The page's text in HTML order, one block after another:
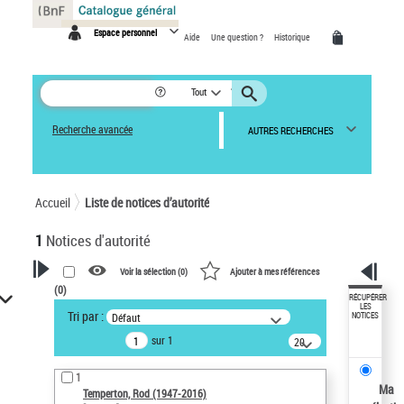
Espace personnel Aide Une question ? Historique
Tout
Recherche avancée AUTRES RECHERCHES
Accueil Liste de notices d’autorité
1 Notices d'autorité
VOTRE RECHERCHE
Recherche avancée dans les
notices d’autorité
Œuvres liées à l'auteur :
Temperton, Rod (1947-2016)
Voir la sélection (0) Ajouter à mes références
(0)
Tri par : Défaut
sur 1
20
résultats/page
1
Temperton, Rod (1947-2016)
RÉCUPÉRER
LES
NOTICES
Ma
Panneau de gestion des cookies